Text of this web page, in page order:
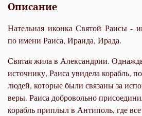
Описание
Нательная иконка Святой Раисы -
по имени Раиса, Ираида, Ирада.
Святая жила в Александрии.
источнику, Раиса увидела корабль,
людей, которые были связаны за
веры. Раиса добровольно
корабль приплыл в Антиполь, где